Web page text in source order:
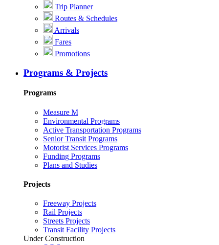
Trip Planner
Routes & Schedules
Arrivals
Fares
Promotions
Programs & Projects
Programs
Measure M
Environmental Programs
Active Transportation Programs
Senior Transit Programs
Motorist Services Programs
Funding Programs
Plans and Studies
Projects
Freeway Projects
Rail Projects
Streets Projects
Transit Facility Projects
Under Construction